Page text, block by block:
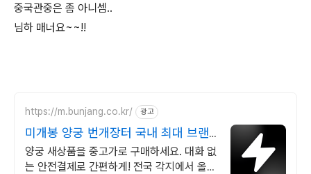
중국관중은 좀 아니셈..
님하 매너요~~!!
https://m.bunjang.co.kr/ 광고
미개봉 양궁 번개장터 국내 최대 브랜
드 중고거래
양궁 새상품을 중고가로 구매하세요. 대화 없
는 안전결제로 간편하게! 전국 각지에서 올라